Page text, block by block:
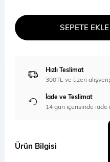
SEPETE EKLE
Hızlı Teslimat
300TL ve üzeri
İade ve Teslimat
14 gün içerisinde iade
Ürün Bilgisi